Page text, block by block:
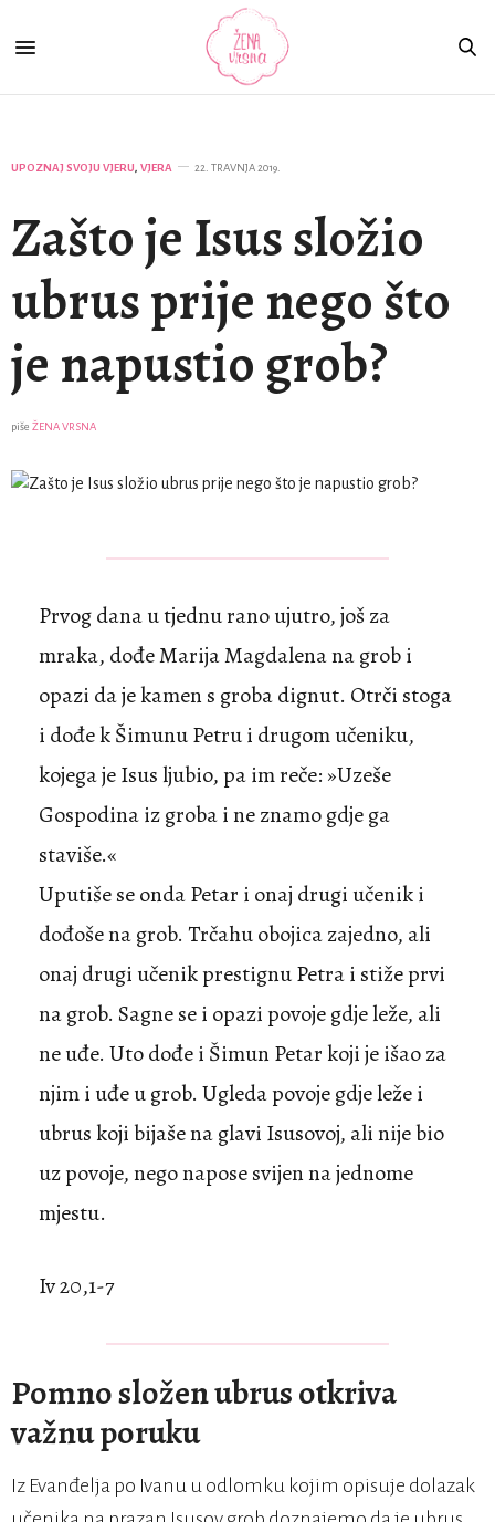
UPOZNAJ SVOJU VJERU, VJERA 22. TRAVNJA 2019.
Zašto je Isus složio
ubrus prije nego što
je napustio grob?
piše ŽENA VRSNA
Prvog dana u tjednu rano ujutro, još za
mraka, dođe Marija Magdalena na grob i
opazi da je kamen s groba dignut. Otrči stoga
i dođe k Šimunu Petru i drugom učeniku,
kojega je Isus ljubio, pa im reče: »Uzeše
Gospodina iz groba i ne znamo gdje ga
staviše.«
Uputiše se onda Petar i onaj drugi učenik i
dođoše na grob. Trčahu obojica zajedno, ali
onaj drugi učenik prestignu Petra i stiže prvi
na grob. Sagne se i opazi povoje gdje leže, ali
ne uđe. Uto dođe i Šimun Petar koji je išao za
njim i uđe u grob. Ugleda povoje gdje leže i
ubrus koji bijaše na glavi Isusovoj, ali nije bio
uz povoje, nego napose svijen na jednome
mjestu.
Iv 20,1-7
Pomno složen ubrus otkriva
važnu poruku
Iz Evanđelja po Ivanu u odlomku kojim opisuje dolazak